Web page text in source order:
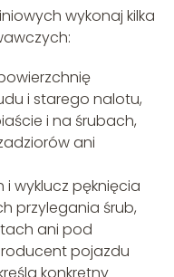
wykonaj kilka
i starego nalotu,
i na śrubach,
ani
wyklucz pęknięcia
przylegania śrub,
ani pod
pojazdu